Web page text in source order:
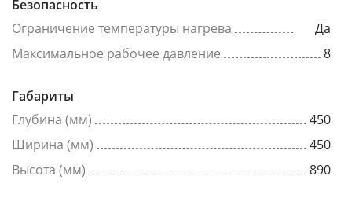
Безопасность
Ограничение температуры нагрева
Да
Максимальное рабочее давление
8
Габариты
Глубина (мм)
450
Ширина (мм)
450
Высота (мм)
890